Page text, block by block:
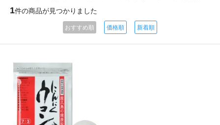
1件の商品が見つかりました
おすすめ順 価格順 新着順